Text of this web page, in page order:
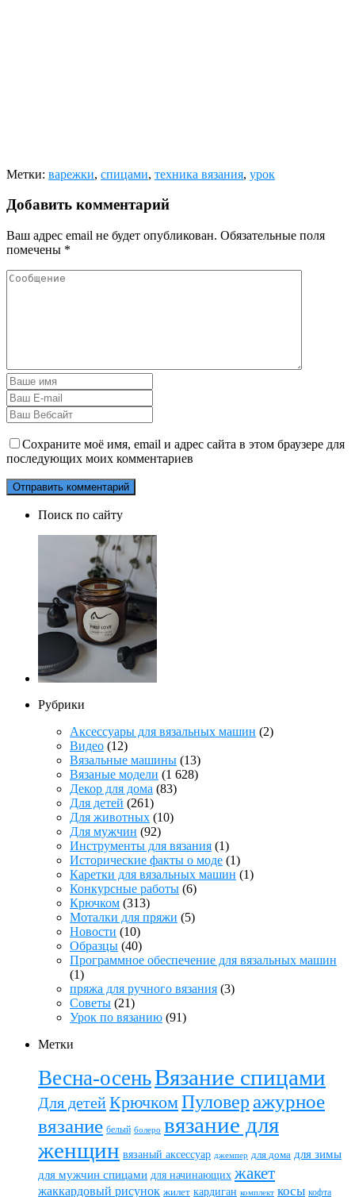
Метки: варежки, спицами, техника вязания, урок
Добавить комментарий
Ваш адрес email не будет опубликован. Обязательные поля
помечены *
Сохраните моё имя, email и адрес сайта в этом браузере для
последующих моих комментариев
Поиск по сайту
Рубрики
Аксессуары для вязальных машин (2)
Видео (12)
Вязальные машины (13)
Вязаные модели (1 628)
Декор для дома (83)
Для детей (261)
Для животных (10)
Для мужчин (92)
Инструменты для вязания (1)
Исторические факты о моде (1)
Каретки для вязальных машин (1)
Конкурсные работы (6)
Крючком (313)
Моталки для пряжи (5)
Новости (10)
Образцы (40)
Программное обеспечение для вязальных машин
(1)
пряжа для ручного вязания (3)
Советы (21)
Урок по вязанию (91)
Метки
Весна-осеньВязание спицами
Для детейКрючкомПуловер ажурное
вязание белый болеро вязание для
женщин вязаный аксессуар джемпер для дома для зимы
для мужчин спицами для начинающих жакет
жаккардовый рисунок жилет кардиган комплект косы кофта